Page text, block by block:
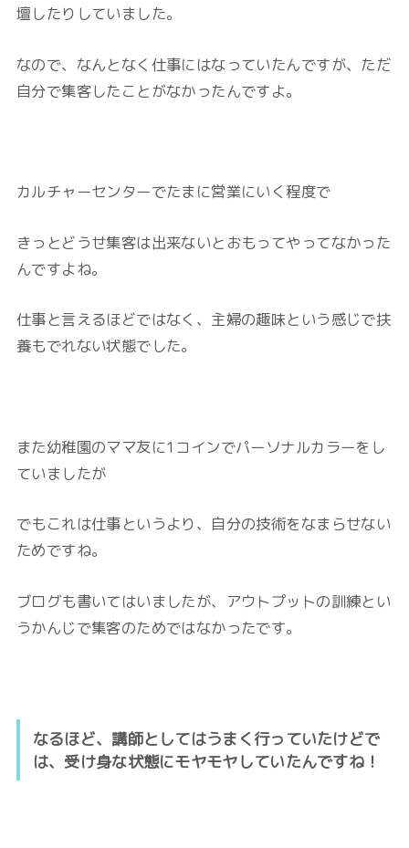
壇したりしていました。
なので、なんとなく仕事にはなっていたんですが、ただ
自分で集客したことがなかったんですよ。
カルチャーセンターでたまに営業にいく程度で
きっとどうせ集客は出来ないとおもってやってなかった
んですよね。
仕事と言えるほどではなく、主婦の趣味という感じで扶
養もでれない状態でした。
また幼稚園のママ友に1コインでパーソナルカラーをし
ていましたが
でもこれは仕事というより、自分の技術をなまらせない
ためですね。
ブログも書いてはいましたが、アウトプットの訓練とい
うかんじで集客のためではなかったです。
なるほど、講師としてはうまく行っていたけどで
は、受け身な状態にモヤモヤしていたんですね！